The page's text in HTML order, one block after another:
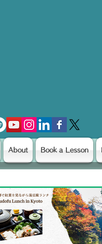
About Book a Lesson